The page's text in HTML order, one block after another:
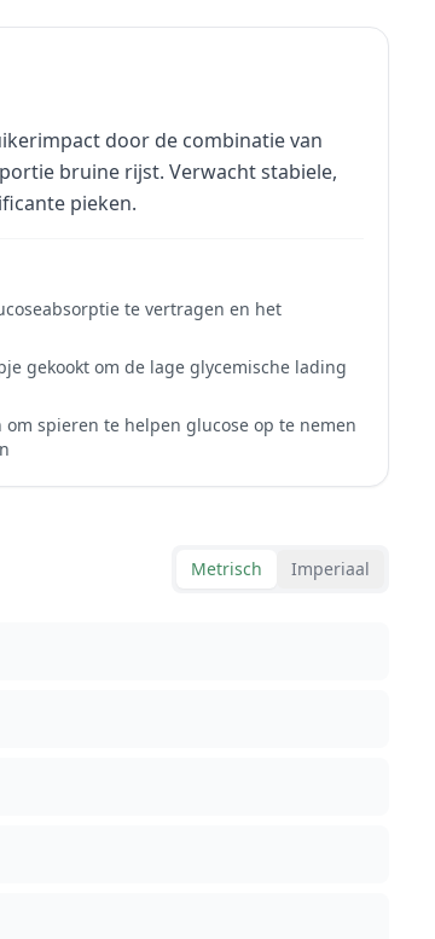
door de combinatie van
bruine rijst. Verwacht stabiele,
pieken.
te vertragen en het
gekookt om de lage glycemische lading
spieren te helpen glucose op te nemen
Metrisch Imperiaal